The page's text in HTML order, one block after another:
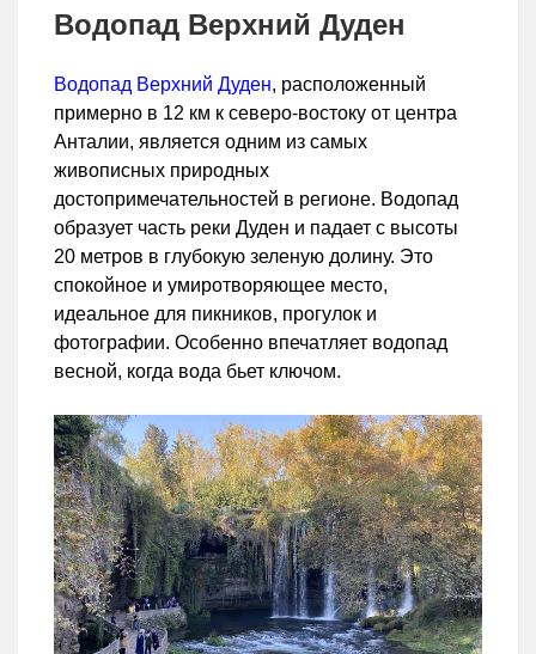
Водопад Верхний Дуден
Водопад Верхний Дуден, расположенный
примерно в 12 км к северо-востоку от центра
Анталии, является одним из самых
живописных природных
достопримечательностей в регионе. Водопад
образует часть реки Дуден и падает с высоты
20 метров в глубокую зеленую долину. Это
спокойное и умиротворяющее место,
идеальное для пикников, прогулок и
фотографии. Особенно впечатляет водопад
весной, когда вода бьет ключом.